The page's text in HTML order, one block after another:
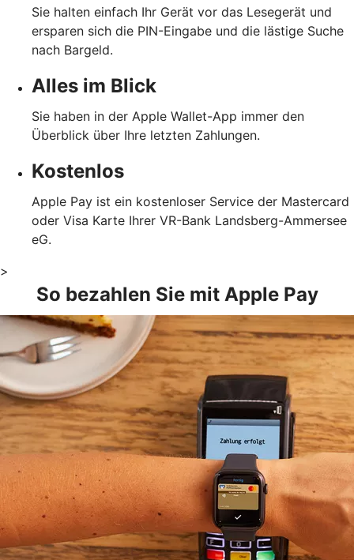
Sie halten einfach Ihr Gerät vor das Lesegerät und
ersparen sich die PIN-Eingabe und die lästige Suche
nach Bargeld.
Alles im Blick
Sie haben in der Apple Wallet-App immer den
Überblick über Ihre letzten Zahlungen.
Kostenlos
Apple Pay ist ein kostenloser Service der Mastercard
oder Visa Karte Ihrer VR-Bank Landsberg-Ammersee
eG.
>
So bezahlen Sie mit Apple Pay